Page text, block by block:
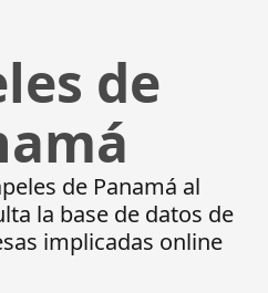
de
de Panamá al
la base de datos de
implicadas online